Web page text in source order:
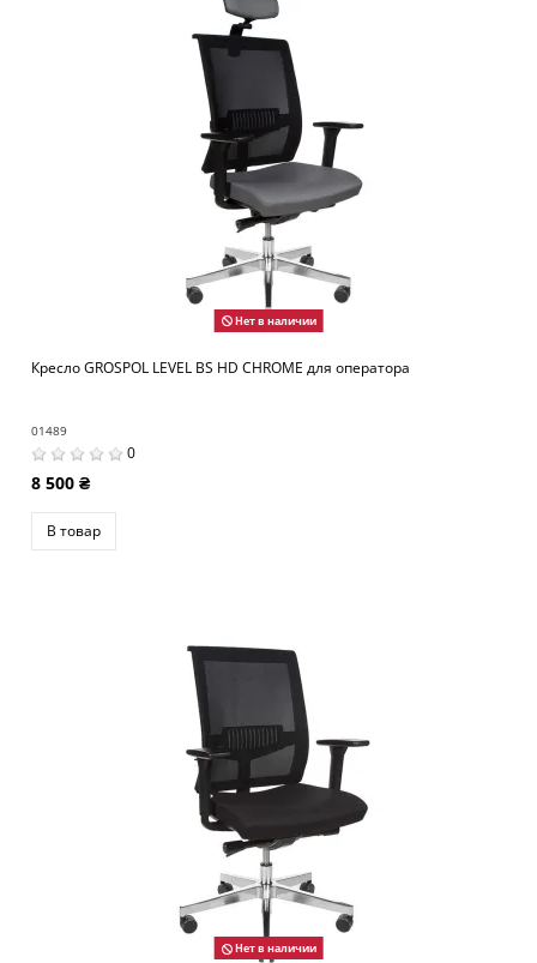
Нет в наличии
Кресло GROSPOL LEVEL BS HD CHROME для оператора
01489
0
8 500 ₴
В товар
Нет в наличии